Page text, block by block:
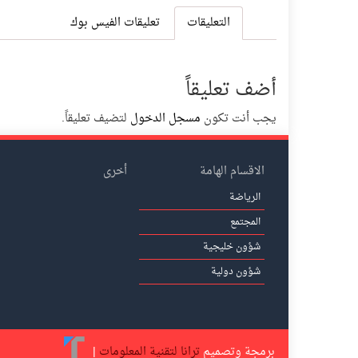
التعليقات تعليقات الفيس بوك
أضف تعليقاً
يجب أنت تكون مسجل الدخول لتضيف تعليقاً.
الاقسام الهامة
الرياضة
المجتمع
شؤون خليجية
شؤون دولية
أخرى
برمجة وتصميمترانا لتقنية المعلومات |